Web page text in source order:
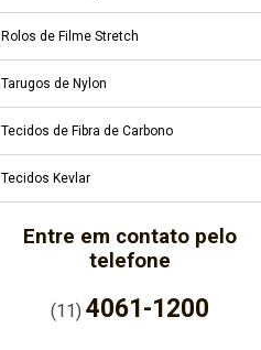
Rolos de Filme Stretch
Tarugos de Nylon
Tecidos de Fibra de Carbono
Tecidos Kevlar
Entre em contato pelo
telefone
(11)4061-1200